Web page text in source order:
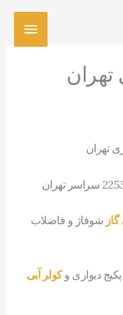
تهران
شوفاژ و فاضلاب
دیواری وکولر آبی